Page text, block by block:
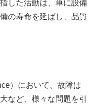
した活動は、単に設備
の寿命を延ばし、品質
）において、故障は
など、様々な問題を引